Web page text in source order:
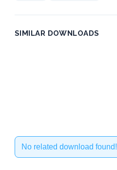
SIMILAR DOWNLOADS
No related download found!